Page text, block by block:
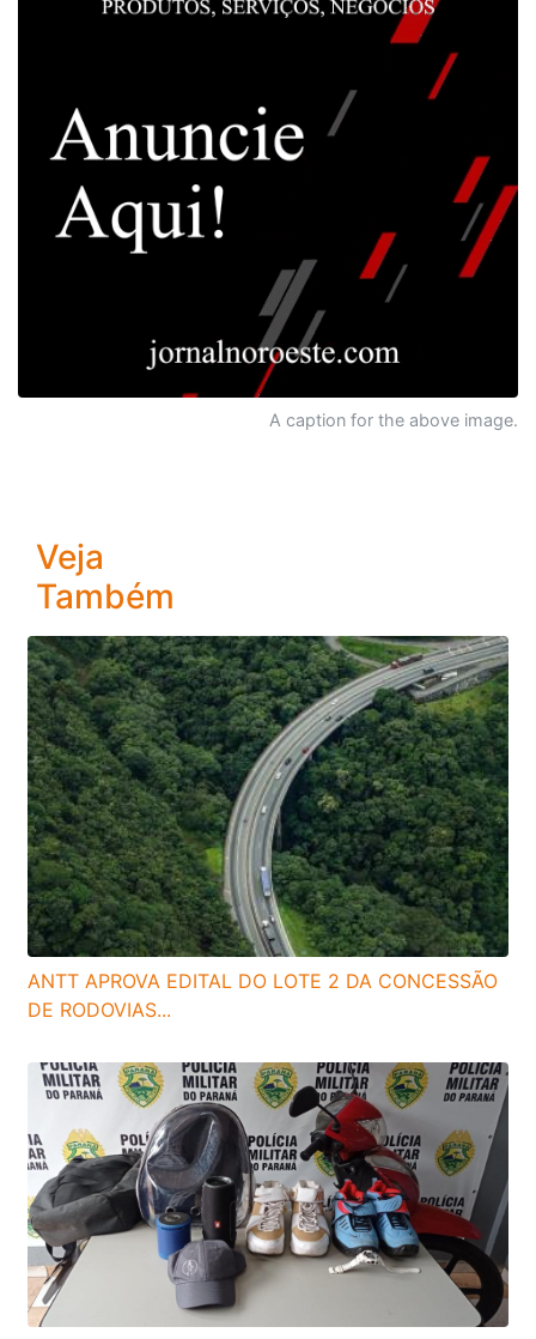
A caption for the above image.
Veja
Também
ANTT APROVA EDITAL DO LOTE 2 DA CONCESSÃO
DE RODOVIAS...